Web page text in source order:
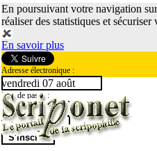
En poursuivant votre navigation
réaliser des statistiques et
En savoir plus
Adresse électronique :
Mot de passe :
vendredi 07 août